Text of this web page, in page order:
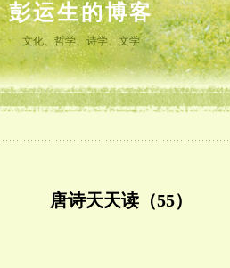
彭运生的博客
文化、哲学、诗学、文学
唐诗天天读（55）